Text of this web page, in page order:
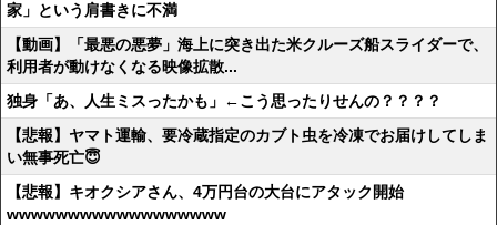
家」という肩書きに不満
【動画】「最悪の悪夢」海上に突き出た米クルーズ船スライダーで、
利用者が動けなくなる映像拡散...
独身「あ、人生ミスったかも」←こう思ったりせんの？？？？
【悲報】ヤマト運輸、要冷蔵指定のカブト虫を冷凍でお届けしてしま
い無事死亡😇
【悲報】キオクシアさん、4万円台の大台にアタック開始
wwwwwwwwwwwwwwwwww